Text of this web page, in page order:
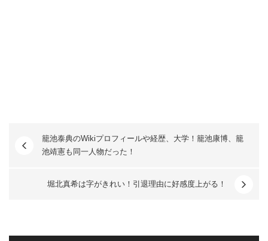
籠池泰典のWikiプロフィールや経歴、大学！籠池康博、籠
池靖憲も同一人物だった！
堀北真希は字がきれい！引退理由に好感度上がる！